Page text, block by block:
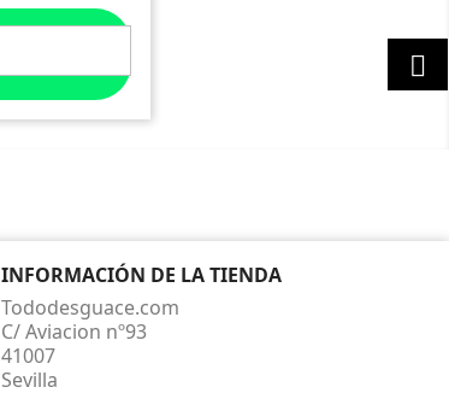

INFORMACIÓN DE LA TIENDA
Tododesguace.com
C/ Aviacion nº93
41007
Sevilla